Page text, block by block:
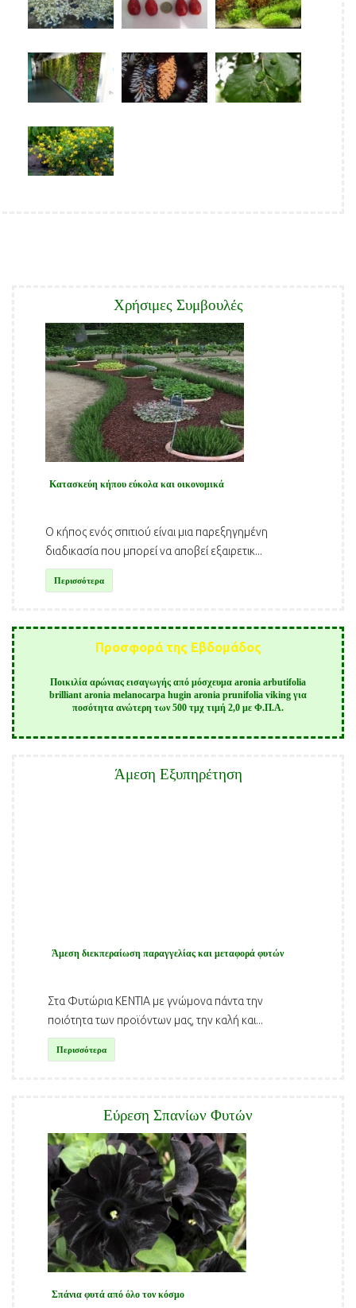
Χρήσιμες Συμβουλές
Κατασκεύη κήπου εύκολα και οικονομικά
Ο κήπος ενός σπιτιού είναι μια παρεξηγημένη
διαδικασία που μπορεί να αποβεί εξαιρετικ...
Περισσότερα
Προσφορά της Εβδομάδος
Ποικιλία αρώνιας εισαγωγής από μόσχευμα aronia arbutifolia
brilliant aronia melanocarpa hugin aronia prunifolia viking για
ποσότητα ανώτερη των 500 τμχ τιμή 2,0 με Φ.Π.Α.
Άμεση Εξυπηρέτηση
Άμεση διεκπεραίωση παραγγελίας και μεταφορά φυτών
Στα Φυτώρια ΚΕΝΤΙΑ με γνώμονα πάντα την
ποιότητα των προϊόντων μας, την καλή και...
Περισσότερα
Εύρεση Σπανίων Φυτών
Σπάνια φυτά από όλο τον κόσμο